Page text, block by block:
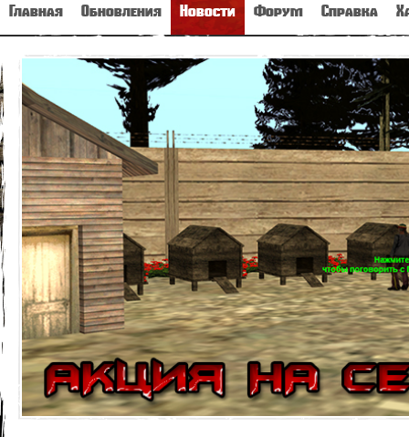
Главная Обновления Новости Форум Справка